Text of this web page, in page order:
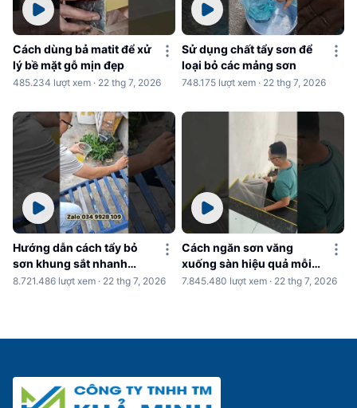
Cách dùng bả matit để xử
lý bề mặt gỗ mịn đẹp
485.234 lượt xem · 22 thg 7, 2026
Sử dụng chất tẩy sơn để
loại bỏ các mảng sơn
748.175 lượt xem · 22 thg 7, 2026
Hướng dẫn cách tẩy bỏ
sơn khung sắt nhanh
chóng
8.721.486 lượt xem · 22 thg 7, 2026
Cách ngăn sơn văng
xuống sàn hiệu quả mỗi
khi sơn nhà
7.845.480 lượt xem · 22 thg 7, 2026